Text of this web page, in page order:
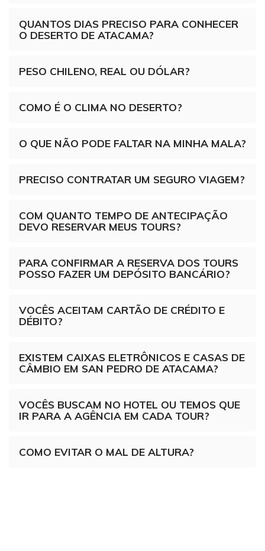
QUANTOS DIAS PRECISO PARA CONHECER
O DESERTO DE ATACAMA?
PESO CHILENO, REAL OU DÓLAR?
COMO É O CLIMA NO DESERTO?
O QUE NÃO PODE FALTAR NA MINHA MALA?
PRECISO CONTRATAR UM SEGURO VIAGEM?
COM QUANTO TEMPO DE ANTECIPAÇÃO
DEVO RESERVAR MEUS TOURS?
PARA CONFIRMAR A RESERVA DOS TOURS
POSSO FAZER UM DEPÓSITO BANCÁRIO?
VOCÊS ACEITAM CARTÃO DE CRÉDITO E
DÉBITO?
EXISTEM CAIXAS ELETRÔNICOS E CASAS DE
CÂMBIO EM SAN PEDRO DE ATACAMA?
VOCÊS BUSCAM NO HOTEL OU TEMOS QUE
IR PARA A AGÊNCIA EM CADA TOUR?
COMO EVITAR O MAL DE ALTURA?